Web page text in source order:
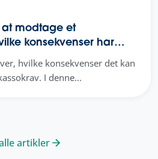
modtage et
konsekvenser har
hvilke konsekvenser det kan
I denne...
artikler